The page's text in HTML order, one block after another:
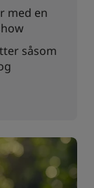
med en
såsom